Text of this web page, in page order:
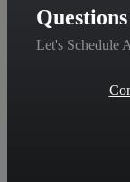
Let's Schedule